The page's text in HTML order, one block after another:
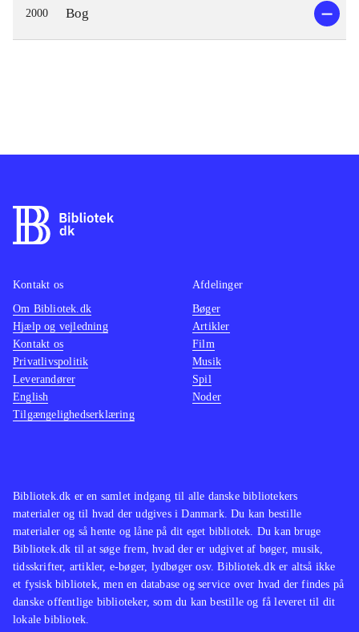
2000 Bog
Bibliotek.dk er en samlet indgang til alle danske bibliotekers
materialer og til hvad der udgives i Danmark. Du kan bestille
materialer og så hente og låne på dit eget bibliotek. Du kan bruge
Bibliotek.dk til at søge frem, hvad der er udgivet af bøger, musik,
tidsskrifter, artikler, e-bøger, lydbøger osv. Bibliotek.dk er altså ikke
et fysisk bibliotek, men en database og service over hvad der findes på
danske offentlige biblioteker, som du kan bestille og få leveret til dit
lokale bibliotek.
Kontakt os
Om Bibliotek.dk
Hjælp og vejledning
Kontakt os
Privatlivspolitik
Leverandører
English
Tilgængelighedserklæring
Afdelinger
Bøger
Artikler
Film
Musik
Spil
Noder